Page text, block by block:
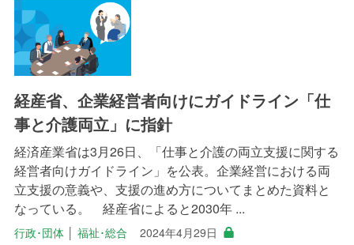
経産省、企業経営者向けにガイドライン「仕
事と介護両立」に指針
経済産業省は3月26日、「仕事と介護の両立支援に関する
経営者向けガイドライン」を公表。企業経営における両
立支援の意義や、支援の進め方についてまとめた資料と
なっている。 経産省によると2030年 ...
行政･団体│ 福祉･総合 2024年4月29日